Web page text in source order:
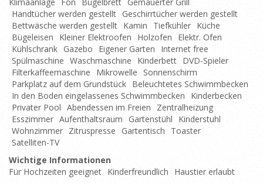
Handtücher werden gestellt Geschirrtücher werden gestellt
Bettwäsche werden gestellt Kamin Tiefkühler Küche
Bügeleisen
Kleiner Elektroofen Holzofen
Elektr. Ofen
Kühlschrank Gazebo Eigener Garten
Internet free
Spülmaschine Waschmaschine Kinderbett DVD-Spieler
Filterkaffeemaschine
Mikrowelle
Sonnenschirm
Parkplatz auf dem Grundstück Beleuchtetes Schwimmbecken
In den Boden eingelassenes Schwimmbecken
Kinderbecken
Privater Pool Abendessen im Freien
Zentralheizung
Esszimmer Aufenthaltsraum Gartenstühl
Kinderstuhl
Wohnzimmer Zitruspresse Gartentisch
Toaster
Satelliten-TV
Wichtige Informationen
Für Hochzeiten geeignet Kinderfreundlich
Haustier erlaubt